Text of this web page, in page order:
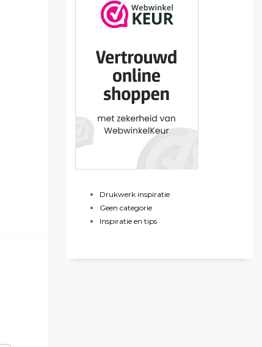
Drukwerk inspiratie
Geen categorie
Inspiratie en tips